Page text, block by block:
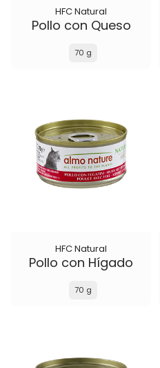
HFC Natural
Pollo con Queso
70 g
HFC Natural
Pollo con Hígado
70 g